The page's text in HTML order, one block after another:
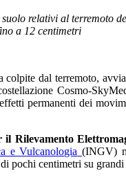
relativi al terremoto
a 12 centimetri
colpite dal terremoto,
Cosmo-
permanenti dei
il Rilevamento
e Vulcanologia (INGV)
pochi centimetri su grandi